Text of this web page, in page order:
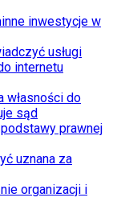
inwestycje w
usługi
internetu
własności do
sąd
prawnej
uznana za
organizacji i